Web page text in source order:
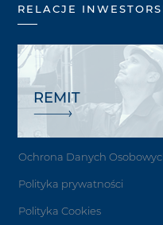
RELACJE
REMIT
Ochrona Danych
Polityka prywatności
Polityka Cookies